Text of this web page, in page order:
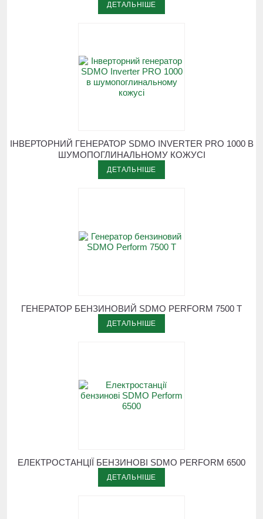
ДЕТАЛЬНІШЕ
ІНВЕРТОРНИЙ ГЕНЕРАТОР SDMO INVERTER PRO 1000 В
ШУМОПОГЛИНАЛЬНОМУ КОЖУСІ
ДЕТАЛЬНІШЕ
ГЕНЕРАТОР БЕНЗИНОВИЙ SDMO PERFORM 7500 T
ДЕТАЛЬНІШЕ
ЕЛЕКТРОСТАНЦІЇ БЕНЗИНОВІ SDMO PERFORM 6500
ДЕТАЛЬНІШЕ